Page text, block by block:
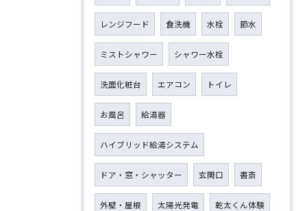
レンジフード 食洗機 水栓 節水
ミストシャワー シャワー水栓
洗面化粧台 エアコン トイレ
お風呂 給湯器
ハイブリッド給湯システム
ドア・窓・シャッター 玄関口 書斎
外壁・屋根 太陽光発電 乾太くん体験